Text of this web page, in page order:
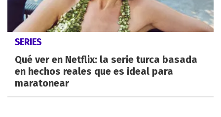
SERIES
Qué ver en Netflix: la serie turca basada
en hechos reales que es ideal para
maratonear